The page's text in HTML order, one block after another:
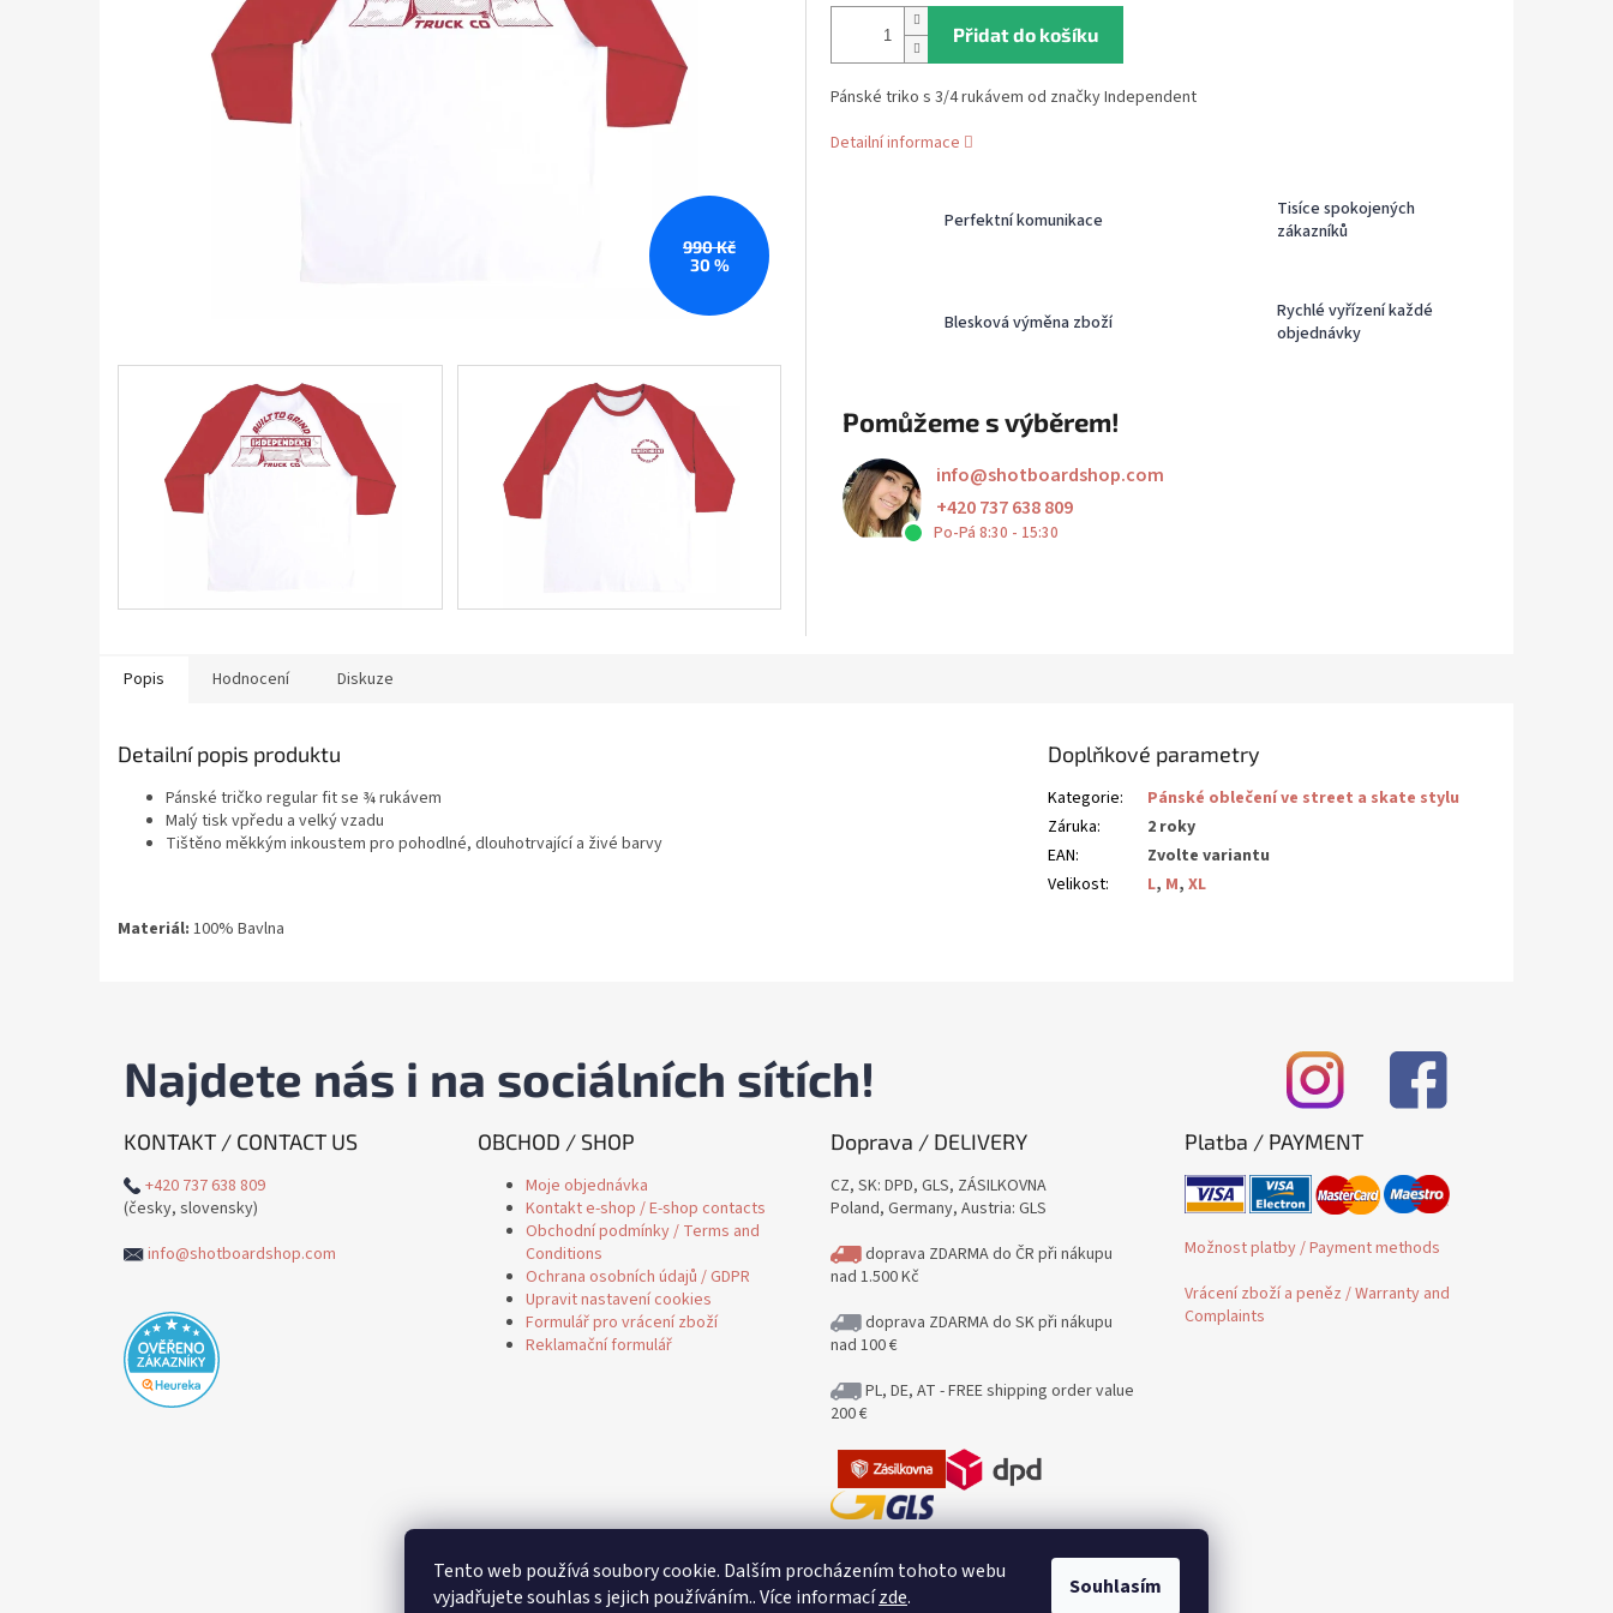
Tento web používá soubory cookie. Dalším procházením tohoto webu
vyjadřujete souhlas s jejich používáním.. Více informacízde. Souhlasím
990 Kč
30 %
Přidat do košíku
Pánské triko s 3/4 rukávem od značky Independent
Detailní informace
Perfektní komunikace
Tisíce spokojených
zákazníků
Blesková výměna zboží
Rychlé vyřízení každé
objednávky
Pomůžeme s výběrem!
info@shotboardshop.com
+420 737 638 809
Po-Pá 8:30 - 15:30
Popis Hodnocení Diskuze
Detailní popis produktu
Pánské tričko regular fit se ¾ rukávem
Malý tisk vpředu a velký vzadu
Tištěno měkkým inkoustem pro pohodlné, dlouhotrvající a živé barvy
Materiál: 100% Bavlna
Doplňkové parametry
Kategorie:
Pánské oblečení ve street a skate stylu
Záruka:
2 roky
EAN:
Zvolte variantu
Velikost: L, M,XL
Najdete nás i na sociálních sítích!
KONTAKT / CONTACT US
+420 737 638 809
(česky, slovensky)
info@shotboardshop.com
OBCHOD / SHOP
Moje objednávka
Kontakt e-shop / E-shop contacts
Obchodní podmínky / Terms and
Conditions
Ochrana osobních údajů / GDPR
Upravit nastavení cookies
Formulář pro vrácení zboží
Reklamační formulář
Doprava / DELIVERY
CZ, SK: DPD, GLS, ZÁSILKOVNA
Poland, Germany, Austria: GLS
doprava ZDARMA do ČR při nákupu
nad 1.500 Kč
doprava ZDARMA do SK při nákupu
nad 100 €
PL, DE, AT - FREE shipping order value
200 €
Jak posíláme a kolik stojí poštovné /
Delivery
Posíláme i na Slovensko / Shipping to PL,
Platba / PAYMENT
Možnost platby / Payment methods
Vrácení zboží a peněz / Warranty and
Complaints